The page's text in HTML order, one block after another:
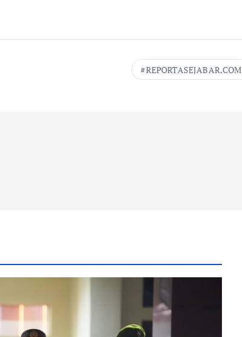
REPORTASEJABAR.COM